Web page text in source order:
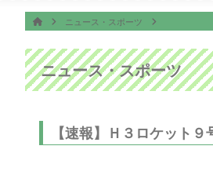
ニュース・スポーツ
ニュース・スポーツ
【速報】Ｈ３ロケット